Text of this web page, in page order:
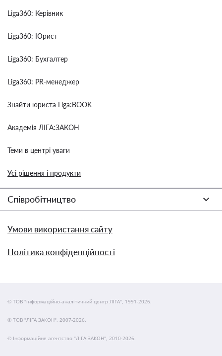
Liga360: Керівник
Liga360: Юрист
Liga360: Бухгалтер
Liga360: PR-менеджер
Знайти юриста Liga:BOOK
Академія ЛІГА:ЗАКОН
Теми в центрі уваги
Усі рішення і продукти
Співробітництво
Умови використання сайту
Політика конфіденційності
© ТОВ "інформаційно-аналітичний центр ЛІГА", 1991-2026.
© ТОВ "ЛІГА ЗАКОН", 2007-2026.
© Інформаційне агентство "ЛІГА:ЗАКОН", 2010-2026.